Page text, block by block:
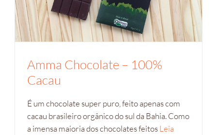
Amma Chocolate – 100%
Cacau
É um chocolate super puro, feito apenas com
cacau brasileiro orgânico do sul da Bahia. Como
a imensa maioria dos chocolates feitosLeia